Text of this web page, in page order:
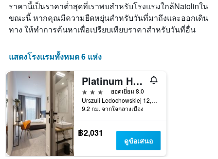
ราคานี้เป็นราคาต่ำสุดที่เราพบสำหรับโรงแรมใกล้Natolinใน
ขณะนี้ หากคุณมีความยืดหยุ่นสำหรับวันที่มาถึงและออกเดิน
ทาง ให้ทำการค้นหาเพื่อเปรียบเทียบราคาสำหรับวันที่อื่น
แสดงโรงแรมทั้งหมด 6 แห่ง
Platinum Hotel & Residence Wilanów
3 ดาว
ยอดเยี่ยม 8.0
Urszuli Ledochowskiej 12, วอร์ซอ, เมโซเวีย, โปแลนด์
9.2 กม. จากใจกลางเมือง
฿2,031
ดูข้อเสนอ